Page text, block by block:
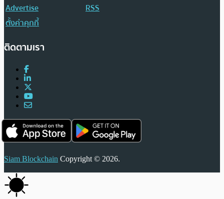
Advertise
RSS
ตั้งค่าคุกกี้
ติดตามเรา
Siam Blockchain Copyright © 2026.